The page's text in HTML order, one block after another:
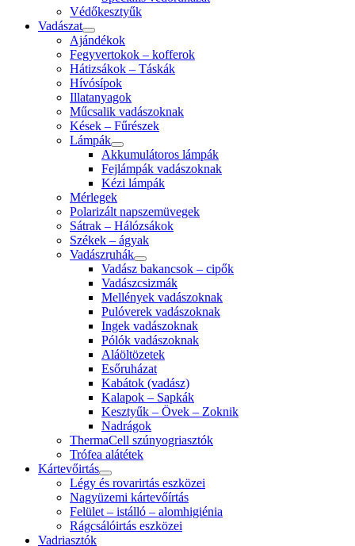
Védőkesztyűk
Vadászat
Ajándékok
Fegyvertokok – kofferok
Hátizsákok – Táskák
Hívósípok
Illatanyagok
Műcsalik vadászoknak
Kések – Fűrészek
Lámpák
Akkumulátoros lámpák
Fejlámpák vadászoknak
Kézi lámpák
Mérlegek
Polarizált napszemüvegek
Sátrak – Hálózsákok
Székek – ágyak
Vadászruhák
Vadász bakancsok – cipők
Vadászcsizmák
Mellények vadászoknak
Pulóverek vadászoknak
Ingek vadászoknak
Pólók vadászoknak
Aláöltözetek
Esőruházat
Kabátok (vadász)
Kalapok – Sapkák
Kesztyűk – Övek – Zoknik
Nadrágok
ThermaCell szúnyogriasztók
Trófea alátétek
Kártevőirtás
Légy és rovarirtás eszközei
Nagyüzemi kártevőírtás
Felület – istálló – alomhigiénia
Rágcsálóirtás eszközei
Vadriasztók